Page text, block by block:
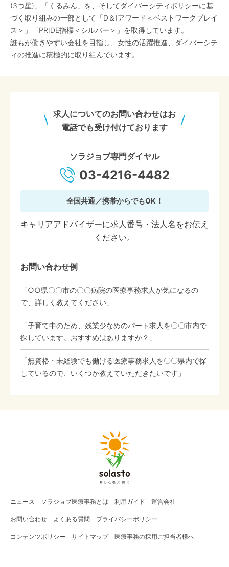
(3つ星)」「くるみん」を、そしてダイバーシティポリシーに基
づく取り組みの一部として「D＆Iアワード＜ベストワークプレイ
ス＞」「PRIDE指標＜シルバー＞」を取得しています。
誰もが働きやすい会社を目指し、女性の活躍推進、ダイバーシテ
ィの推進に積極的に取り組んでいます。
求人についてのお問い合わせはお
電話でも受け付けております
ソラジョブ専門ダイヤル
03-4216-4482
全国共通／携帯からでもOK！
キャリアアドバイザーに求人番号・法人名をお伝え
ください。
お問い合わせ例
「○○県〇〇市の〇〇病院の医療事務求人が気になるの
で、詳しく教えてください」
「子育て中のため、残業少なめのパート求人を〇〇市内で
探しています。おすすめはありますか？」
「無資格・未経験でも働ける医療事務求人を〇〇県内で探
しているので、いくつか教えていただきたいです」
ニュース ソラジョブ医療事務 とは 利用ガイド 運営会社
お問い合わせ よくある質問 プライバシーポリシー
コンテンツポリシー サイトマップ 医療事務の採用ご担当者様へ